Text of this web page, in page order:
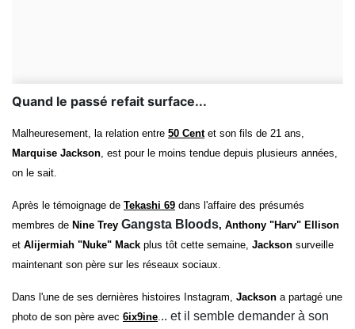
Quand le passé refait surface...
Malheuresement, la relation entre 50 Cent et son fils de 21 ans,
Marquise Jackson, est pour le moins tendue depuis plusieurs années,
on le sait.
Après le témoignage de Tekashi 69 dans l'affaire des présumés
membres de Nine Trey Gangsta Bloods, Anthony "Harv" Ellison
et Alijermiah "Nuke" Mack plus tôt cette semaine, Jackson surveille
maintenant son père sur les réseaux sociaux.
Dans l'une de ses dernières histoires Instagram, Jackson a partagé une
photo de son père avec 6ix9ine... et il semble demander à son